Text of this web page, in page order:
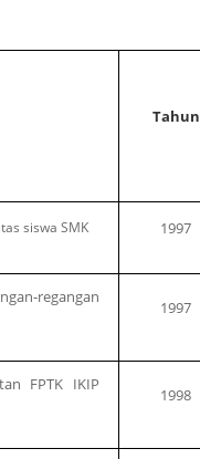
Tahun
siswa SMK 1997
regangan
1997
FPTK IKIP
1998